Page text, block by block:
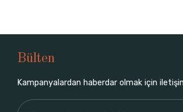
Bülten
Kampanyalardan haberdar olmak için